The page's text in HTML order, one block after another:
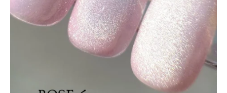
Stickers & Tattoos para uñas